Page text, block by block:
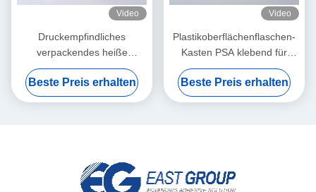
Video
Druckempfindliches
verpackendes heiße
Schmelzklebendes Gelb für
nass Gewebe-
Plastikabdeckungen
Beste Preis erhalten
Video
Plastikoberflächenflaschen-
Kasten PSA klebend für
selbstklebendes
Etikettenpapier
Beste Preis erhalten